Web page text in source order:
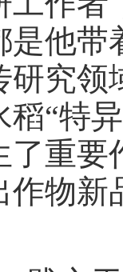
是他带
研究
“特
了重要
作物新